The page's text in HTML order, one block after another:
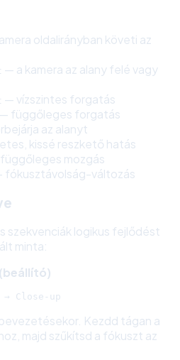
oldalirányban követi az
— a kamera az alany felé vagy
— vízszintes forgatás
— függőleges forgatás
az alanyt
kissé reszkető hatás
mozgás
fókusztávolság-változás
szekvenciák logikus fejlődést
minta:
Kezdd tágan a
majd szűkítsd a fókuszt az